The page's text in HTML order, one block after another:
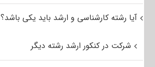
آیا رشته کارشناسی و ارشد باید یکی باشد؟
شرکت در کنکور ارشد رشته دیگر